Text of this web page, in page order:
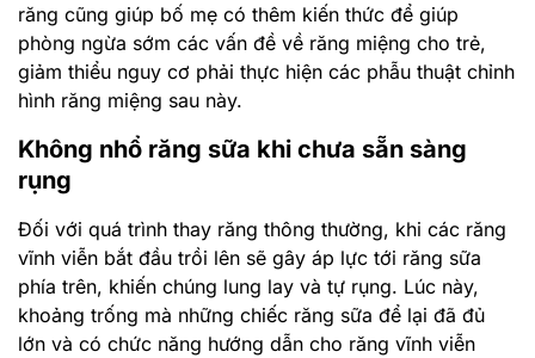
răng cũng giúp bố mẹ có thêm kiến thức để giúp
phòng ngừa sớm các vấn đề về răng miệng cho trẻ,
giảm thiểu nguy cơ phải thực hiện các phẫu thuật chỉnh
hình răng miệng sau này.
Không nhổ răng sữa khi chưa sẵn sàng
rụng
Đối với quá trình thay răng thông thường, khi các răng
vĩnh viễn bắt đầu trồi lên sẽ gây áp lực tới răng sữa
phía trên, khiến chúng lung lay và tự rụng. Lúc này,
khoảng trống mà những chiếc răng sữa để lại đã đủ
lớn và có chức năng hướng dẫn cho răng vĩnh viễn